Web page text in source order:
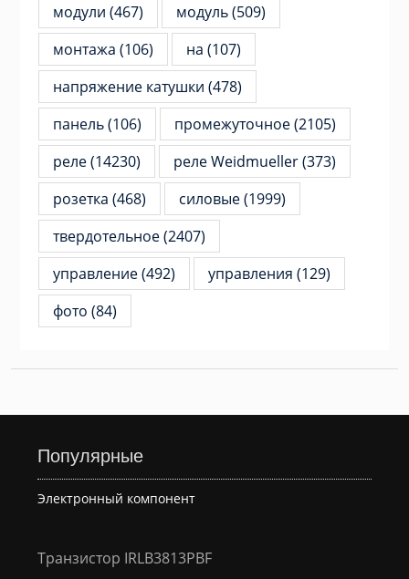
модули (467) модуль(509)
монтажа (106) на (107)
напряжение катушки (478)
панель(106) промежуточное(2105)
реле(14230) реле Weidmueller(373)
розетка (468) силовые(1999)
твердотельное(2407)
управление(492) управления (129)
фото (84)
Популярные
Электронный компонент
Транзистор IRLB3813PBF